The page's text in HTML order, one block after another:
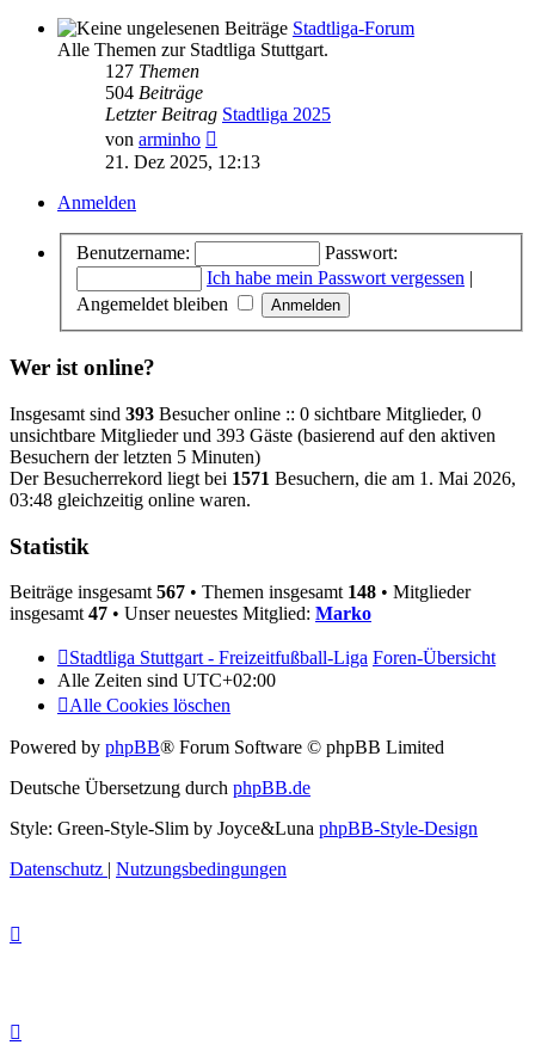
Stadtliga-Forum
Alle Themen zur Stadtliga Stuttgart.
127 Themen
504 Beiträge
Letzter Beitrag Stadtliga 2025
von arminho
Beitrag
21. Dez 2025, 12:13
Anmelden
Benutzername:
Passwort:
Ich habe mein Passwort vergessen |
Angemeldet bleiben
Wer ist online?
Insgesamt sind 393 Besucher online :: 0 sichtbare Mitglieder, 0
unsichtbare Mitglieder und 393 Gäste (basierend auf den aktiven
Besuchern der letzten 5 Minuten)
Der Besucherrekord liegt bei 1571 Besuchern, die am 1. Mai 2026,
03:48 gleichzeitig online waren.
Statistik
Beiträge insgesamt 567 • Themen insgesamt 148 • Mitglieder
insgesamt 47 • Unser neuestes Mitglied: Marko
Stadtliga Stuttgart - Freizeitfußball-Liga Foren-Übersicht
Alle Zeiten sind UTC+02:00
Alle Cookies löschen
Powered by phpBB® Forum Software © phpBB Limited
Deutsche Übersetzung durch phpBB.de
Style: Green-Style-Slim by Joyce&Luna phpBB-Style-Design
Datenschutz | Nutzungsbedingungen